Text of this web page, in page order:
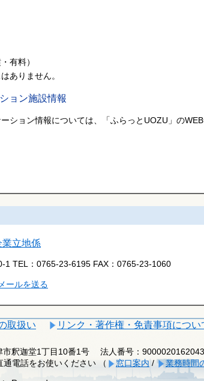
有料）
ありません。
ョン施設情報
ション情報については、「ふらっとUOZU」の
立地係
1 TEL： 0765-23-6195 FAX： 0765-23-1060
ールを送る
取扱い リンク・著作権・免責事項につい
市釈迦堂1丁目10番1号
法人番号：9000020162043
電話をお使いください （
窓口案内/ 業務時間